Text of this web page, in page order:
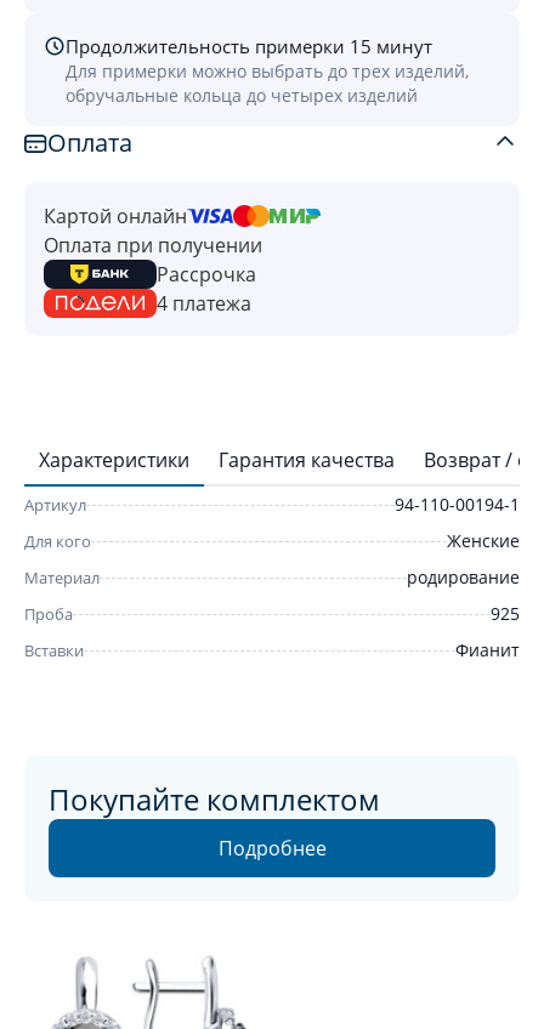
Продолжительность примерки 15 минут
Для примерки можно выбрать до трех изделий,
обручальные кольца до четырех изделий
Оплата
Картой онлайн
Оплата при получении
Рассрочка
4 платежа
Характеристики Гарантия качества Возврат /
Артикул 94-110-00194-1
Для кого Женские
Материал родирование
Проба 925
Вставки Фианит
Покупайте комплектом
Подробнее